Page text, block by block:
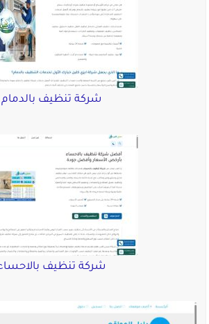
شركة تنظيف بالدمام
شركة تنظيف بالاحساء